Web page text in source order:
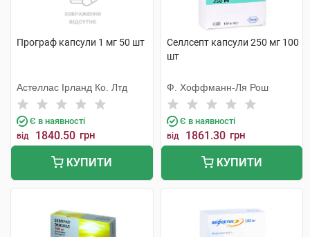
Програф капсули 1 мг 50 шт
Астеллас Ірланд Ко. Лтд
Є в наявності
від 1840.50 грн
КУПИТИ
Селлсепт капсули 250 мг 100
шт
Ф. Хоффманн-Ля Рош
Є в наявності
від 1861.30 грн
КУПИТИ